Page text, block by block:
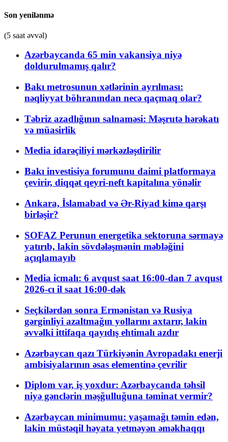
Son yenilənmə
(5 saat əvvəl)
Azərbaycanda 65 min vakansiya niyə
doldurulmamış qalır?
Bakı metrosunun xətlərinin ayrılması:
nəqliyyat böhranından necə qaçmaq olar?
Təbriz azadlığının salnaməsi: Məşrutə hərəkatı
və müasirlik
Media idarəçiliyi mərkəzləşdirilir
Bakı investisiya forumunu daimi platformaya
çevirir, diqqət qeyri-neft kapitalına yönəlir
Ankara, İslamabad və Ər-Riyad kimə qarşı
birləşir?
SOFAZ Perunun energetika sektoruna sərmayə
yatırıb, lakin sövdələşmənin məbləğini
açıqlamayıb
Media icmalı: 6 avqust saat 16:00-dan 7 avqust
2026-cı il saat 16:00-dək
Seçkilərdən sonra Ermənistan və Rusiya
gərginliyi azaltmağın yollarını axtarır, lakin
əvvəlki ittifaqa qayıdış ehtimalı azdır
Azərbaycan qazı Türkiyənin Avropadakı enerji
ambisiyalarının əsas elementinə çevrilir
Diplom var, iş yoxdur: Azərbaycanda təhsil
niyə gənclərin məşğulluğuna təminat vermir?
Azərbaycan minimumu: yaşamağı təmin edən,
lakin müstəqil həyata yetməyən əməkhaqqı